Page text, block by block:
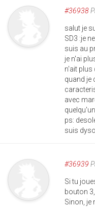
#36938
salut je
SD3 :je
suis au
je n'ai
n'ait plus
quand je
avec
ps:
suis
#36939
Si tu
bouton 3,
Sinon, je